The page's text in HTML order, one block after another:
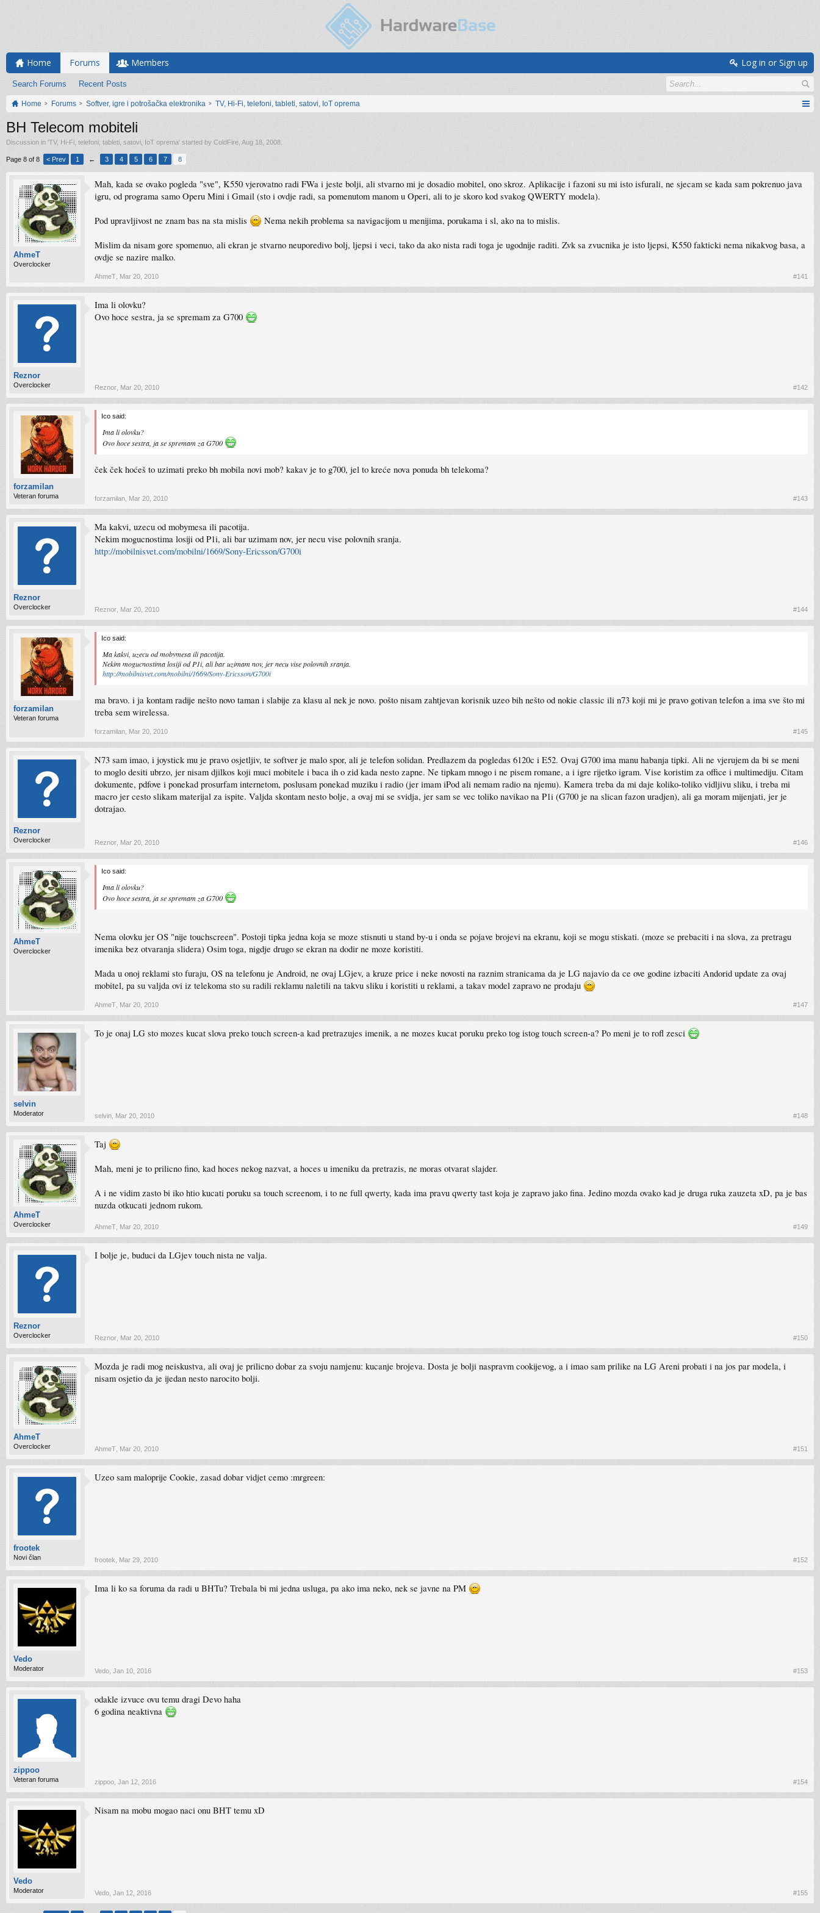
Home Forums
Search Forums Recent Posts
Members Log in or Sign up
Home Forums Softver, igre i potrošačka elektronika TV, Hi-Fi, telefoni, tableti, satovi, IoT oprema
BH Telecom mobiteli
Discussion in 'TV, Hi-Fi, telefoni, tableti, satovi, IoT oprema' started by ColdFire Aug 18, 2008
Page 8 of 8 < Prev 1 ← 3 4 5 6 7 8
AhmeT
Overclocker
Mah, kada se ovako pogleda "sve", K550 vjerovatno radi FWa i jeste bolji, ali stvarno mi je dosadio mobitel, ono skroz. Aplikacije i fazoni su mi isto isfurali, ne sjecam se kada sam pokrenuo java
igru, od programa samo Operu Mini i Gmail (sto i ovdje radi, sa pomenutom manom u Operi, ali to je skoro kod svakog QWERTY modela).
Pod upravljivost ne znam bas na sta mislis Nema nekih problema sa navigacijom u menijima, porukama i sl, ako na to mislis.
Mislim da nisam gore spomenuo, ali ekran je stvarno neuporedivo bolj, ljepsi i veci, tako da ako nista radi toga je ugodnije raditi. Zvk sa zvucnika je isto ljepsi, K550 fakticki nema nikakvog basa, a
ovdje se nazire malko.
AhmeT Mar 20, 2010 #141
Reznor
Overclocker
Ima li olovku?
Ovo hoce sestra, ja se spremam za G700
Reznor Mar 20, 2010 #142
forzamilan
Veteran foruma
Ico said:
Ima li olovku?
Ovo hoce sestra, ja se spremam za G700
ček ček hoćeš to uzimati preko bh mobila novi mob? kakav je to g700, jel to kreće nova ponuda bh telekoma?
forzamilan Mar 20, 2010 #143
Reznor
Overclocker
Ma kakvi, uzecu od mobymesa ili pacotija.
Nekim mogucnostima losiji od P1i, ali bar uzimam nov, jer necu vise polovnih sranja.
http://mobilnisvet.com/mobilni/1669/Sony-Ericsson/G700i
Reznor Mar 20, 2010 #144
forzamilan
Veteran foruma
Ico said:
Ma kakvi, uzecu od mobymesa ili pacotija.
Nekim mogucnostima losiji od P1i, ali bar uzimam nov, jer necu vise polovnih sranja.
http://mobilnisvet.com/mobilni/1669/Sony-Ericsson/G700i
ma bravo. i ja kontam radije nešto novo taman i slabije za klasu al nek je novo. pošto nisam zahtjevan korisnik uzeo bih nešto od nokie classic ili n73 koji mi je pravo gotivan telefon a ima sve što mi
treba sem wirelessa.
forzamilan Mar 20, 2010 #145
Reznor
Overclocker
N73 sam imao, i joystick mu je pravo osjetljiv, te softver je malo spor, ali je telefon solidan. Predlazem da pogledas 6120c i E52. Ovaj G700 ima manu habanja tipki. Ali ne vjerujem da bi se meni
to moglo desiti ubrzo, jer nisam djilkos koji muci mobitele i baca ih o zid kada nesto zapne. Ne tipkam mnogo i ne pisem romane, a i igre rijetko igram. Vise koristim za office i multimediju. Citam
dokumente, pdfove i ponekad prosurfam internetom, poslusam ponekad muziku i radio (jer imam iPod ali nemam radio na njemu). Kamera treba da mi daje koliko-toliko vidljivu sliku, i treba mi
macro jer cesto slikam materijal za ispite. Valjda skontam nesto bolje, a ovaj mi se svidja, jer sam se vec toliko navikao na P1i (G700 je na slican fazon uradjen), ali ga moram mijenjati, jer je
dotrajao.
Reznor Mar 20, 2010 #146
AhmeT
Overclocker
Ico said:
Ima li olovku?
Ovo hoce sestra, ja se spremam za G700
Nema olovku jer OS "nije touchscreen". Postoji tipka jedna koja se moze stisnuti u stand by-u i onda se pojave brojevi na ekranu, koji se mogu stiskati. (moze se prebaciti i na slova, za pretragu
imenika bez otvaranja slidera) Osim toga, nigdje drugo se ekran na dodir ne moze koristiti.
Mada u onoj reklami sto furaju, OS na telefonu je Android, ne ovaj LGjev, a kruze price i neke novosti na raznim stranicama da je LG najavio da ce ove godine izbaciti Andorid update za ovaj
mobitel, pa su valjda ovi iz telekoma sto su radili reklamu naletili na takvu sliku i koristiti u reklami, a takav model zapravo ne prodaju
AhmeT Mar 20, 2010 #147
selvin
Moderator
To je onaj LG sto mozes kucat slova preko touch screen-a kad pretrazujes imenik, a ne mozes kucat poruku preko tog istog touch screen-a? Po meni je to rofl zesci
selvin Mar 20, 2010 #148
AhmeT
Overclocker
Taj
Mah, meni je to prilicno fino, kad hoces nekog nazvat, a hoces u imeniku da pretrazis, ne moras otvarat slajder.
A i ne vidim zasto bi iko htio kucati poruku sa touch screenom, i to ne full qwerty, kada ima pravu qwerty tast koja je zapravo jako fina. Jedino mozda ovako kad je druga ruka zauzeta xD, pa je bas
nuzda otkucati jednom rukom.
AhmeT Mar 20, 2010 #149
Reznor
Overclocker
I bolje je, buduci da LGjev touch nista ne valja.
Reznor Mar 20, 2010 #150
AhmeT
Overclocker
Mozda je radi mog neiskustva, ali ovaj je prilicno dobar za svoju namjenu: kucanje brojeva. Dosta je bolji naspravm cookijevog, a i imao sam prilike na LG Areni probati i na jos par modela, i
nisam osjetio da je ijedan nesto narocito bolji.
AhmeT Mar 20, 2010 #151
frootek
Novi član
Uzeo sam maloprije Cookie, zasad dobar vidjet cemo :mrgreen:
frootek Mar 29, 2010 #152
Vedo
Moderator
Ima li ko sa foruma da radi u BHTu? Trebala bi mi jedna usluga, pa ako ima neko, nek se javne na PM
Vedo Jan 10, 2016 #153
zippoo
Veteran foruma
odakle izvuce ovu temu dragi Devo haha
6 godina neaktivna
zippoo Jan 12, 2016 #154
Vedo
Moderator
Nisam na mobu mogao naci onu BHT temu xD
Vedo Jan 12, 2016 #155